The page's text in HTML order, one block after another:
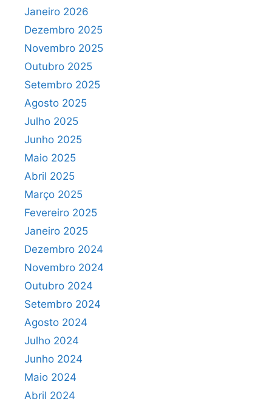
Janeiro 2026
Dezembro 2025
Novembro 2025
Outubro 2025
Setembro 2025
Agosto 2025
Julho 2025
Junho 2025
Maio 2025
Abril 2025
Março 2025
Fevereiro 2025
Janeiro 2025
Dezembro 2024
Novembro 2024
Outubro 2024
Setembro 2024
Agosto 2024
Julho 2024
Junho 2024
Maio 2024
Abril 2024